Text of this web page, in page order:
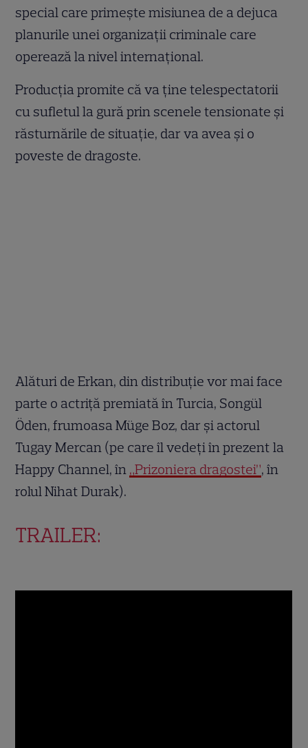
special care primeşte misiunea de a dejuca
planurile unei organizaţii criminale care
operează la nivel internaţional.
Producţia promite că va ține telespectatorii
cu sufletul la gură prin scenele tensionate şi
răsturnările de situaţie, dar va avea şi o
poveste de dragoste.
Alături de Erkan, din distribuţie vor mai face
parte o actriţă premiată în Turcia, Songül
Öden, frumoasa Müge Boz, dar şi actorul
Tugay Mercan (pe care îl vedeţi în prezent la
Happy Channel, în „Prizoniera dragostei”, în
rolul Nihat Durak).
TRAILER: